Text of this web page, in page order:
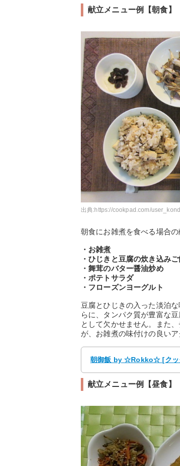
献立メニュー例【朝食】
出典:https://cookpad.com/
朝食にお雑煮を食べる場合
・お雑煮
・ひじきと豆腐の炊き込みご
・舞茸のバター醤油炒め
・ポテトサラダ
・フローズンヨーグルト
豆腐とひじきの入った淡泊
らに、タンパク質が豊富な
として欠かせません。また
が、お雑煮の味付けの良いア
朝御飯 by ☆Rokko☆ [クッ
献立メニュー例【昼食】